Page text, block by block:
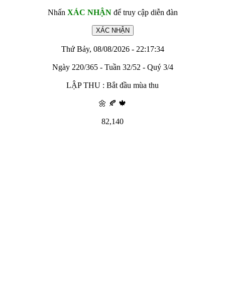
Nhấn XÁC NHẬNđể truy cập diễn đàn
Thứ Bảy, 08/08/2026 - 22:17:34
Ngày 220/365 - Tuần 32/52 - Quý 3/4
LẬP THU : Bắt đầu mùa thu
🌼 🍂 🍁
82,140